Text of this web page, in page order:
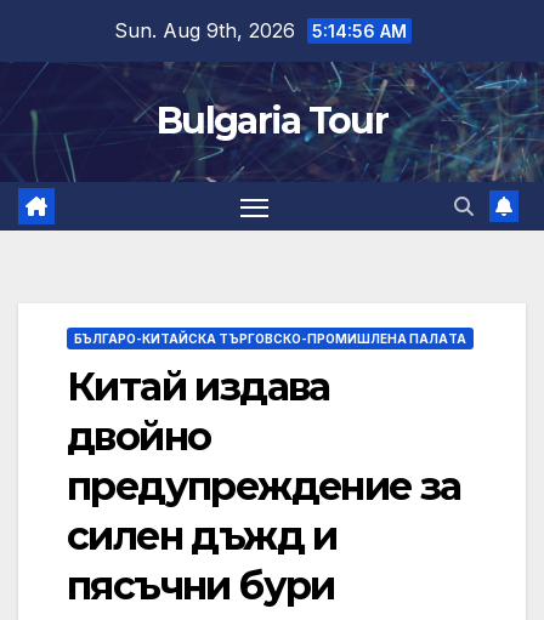
content
Sun. Aug 9th, 2026 5:14:57 AM
Bulgaria Tour
БЪЛГАРО-КИТАЙСКА ТЪРГОВСКО-ПРОМИШЛЕНА ПАЛAТА
Китай издава
двойно
предупреждение за
силен дъжд и
пясъчни бури